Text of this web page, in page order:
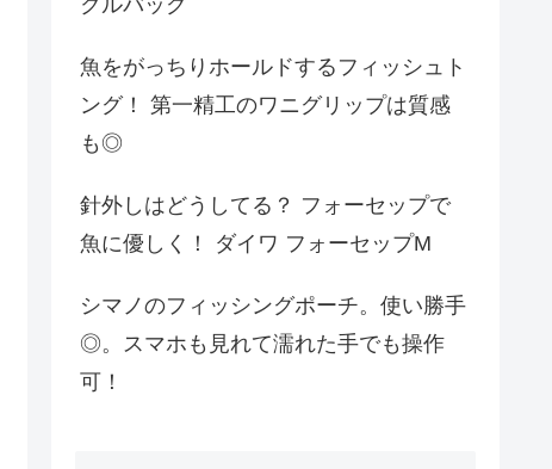
クルバッグ
魚をがっちりホールドするフィッシュト
ング！ 第一精工のワニグリップは質感
も◎
針外しはどうしてる？ フォーセップで
魚に優しく！ ダイワ フォーセップM
シマノのフィッシングポーチ。使い勝手
◎。スマホも見れて濡れた手でも操作
可！